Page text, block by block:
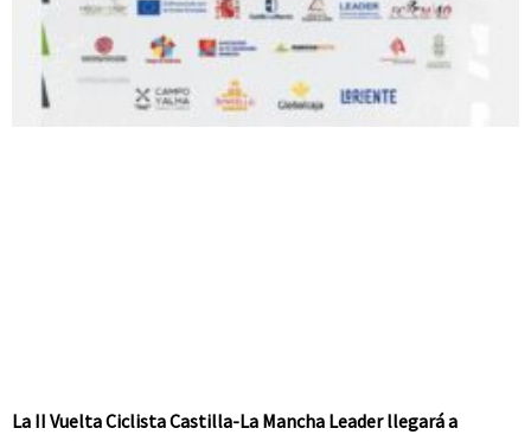
La II Vuelta Ciclista Castilla-La Mancha Leader llegará a